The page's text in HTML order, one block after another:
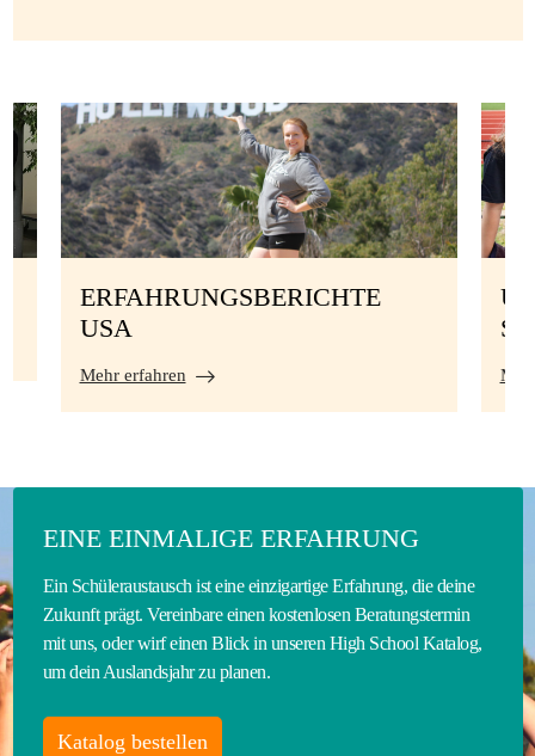
ERFAHRUNGSBERICHTE
USA
Mehr erfahren
EINE EINMALIGE ERFAHRUNG
Ein Schüleraustausch ist eine einzigartige Erfahrung, die deine
Zukunft prägt. Vereinbare einen kostenlosen Beratungstermin
mit uns, oder wirf einen Blick in unseren High School Katalog,
um dein Auslandsjahr zu planen.
Katalog bestellen